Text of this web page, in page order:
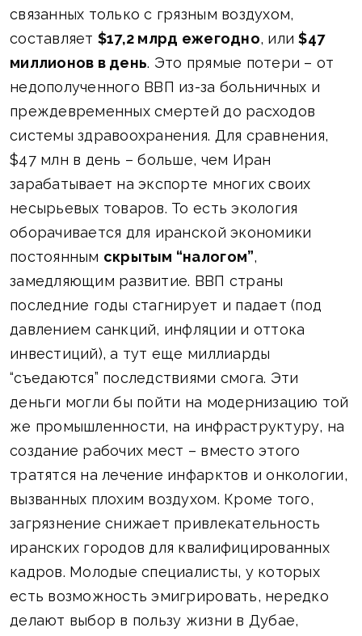
связанных только с грязным воздухом,
составляет $17,2 млрд ежегодно, или$47
миллионов в день. Это прямые потери – от
недополученного ВВП из-за больничных и
преждевременных смертей до расходов
системы здравоохранения. Для сравнения,
$47 млн в день – больше, чем Иран
зарабатывает на экспорте многих своих
несырьевых товаров. То есть экология
оборачивается для иранской экономики
постоянным скрытым “налогом”,
замедляющим развитие. ВВП страны
последние годы стагнирует и падает (под
давлением санкций, инфляции и оттока
инвестиций), а тут еще миллиарды
“съедаются” последствиями смога. Эти
деньги могли бы пойти на модернизацию той
же промышленности, на инфраструктуру, на
создание рабочих мест – вместо этого
тратятся на лечение инфарктов и онкологии,
вызванных плохим воздухом. Кроме того,
загрязнение снижает привлекательность
иранских городов для квалифицированных
кадров. Молодые специалисты, у которых
есть возможность эмигрировать, нередко
делают выбор в пользу жизни в Дубае,